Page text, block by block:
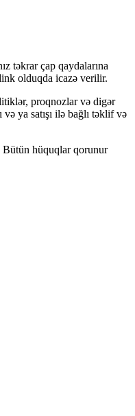
təkrar çap qaydalarına
olduqda icazə verilir.
proqnozlar və digər
ya satışı ilə bağlı təklif və
hüquqlar qorunur